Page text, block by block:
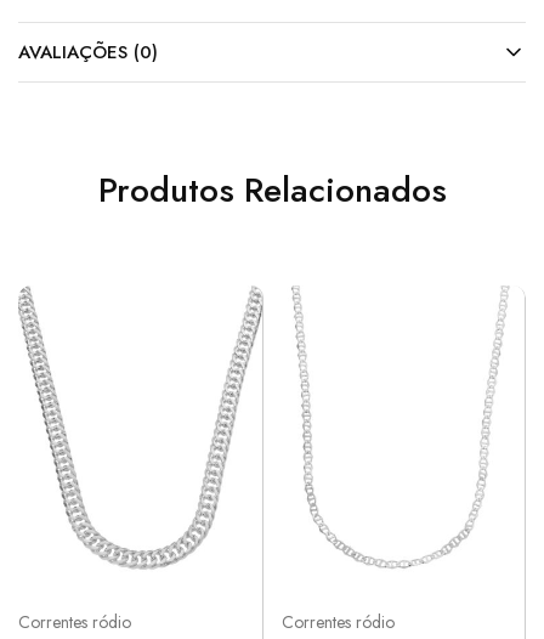
AVALIAÇÕES (0)
Produtos Relacionados
Correntes ródio Correntes ródio